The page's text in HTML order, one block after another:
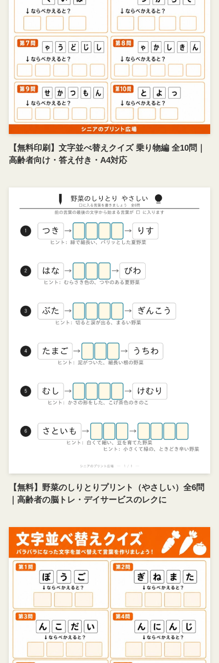
【無料印刷】文字並べ替えクイズ 乗り物編 全10問｜
高齢者向け・答え付き・A4対応
【無料】野菜のしりとりプリント（やさしい）全6問
｜高齢者の脳トレ・デイサービスのレクに